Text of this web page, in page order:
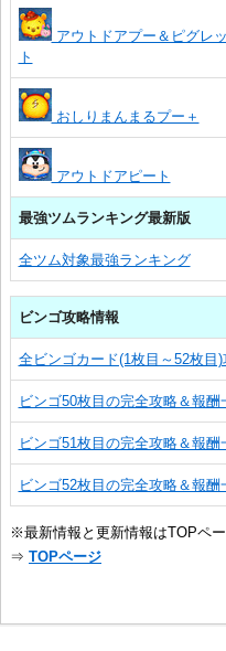
アウトドアプー＆ピグレッ
ト
おしりまんまるプー＋
アウトドアピート
最強ツムランキング最新版
全ツム対象最強ランキング
ビンゴ攻略情報
全ビンゴカード(1枚目～52枚目
ビンゴ50枚目の完全攻略＆報酬
ビンゴ51枚目の完全攻略＆報酬
ビンゴ52枚目の完全攻略＆報酬
※最新情報と更新情報はTOPペー
⇒ TOPページ